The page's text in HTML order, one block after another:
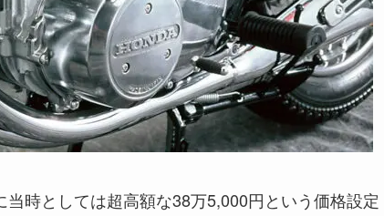
時としては超高額な38万5,000円という価格設定